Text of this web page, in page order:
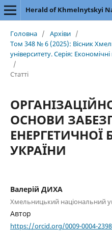
Головна / Архіви /
Том 348 № 6 (2025): Вісник
університету. Серія:
/
Статті
ОСНОВИ
ЕНЕРГЕТИЧНОЇ
УКРАЇНИ
Валерій ДИХА
Хмельницький національний
Автор
https://orcid.org/0009-0004-